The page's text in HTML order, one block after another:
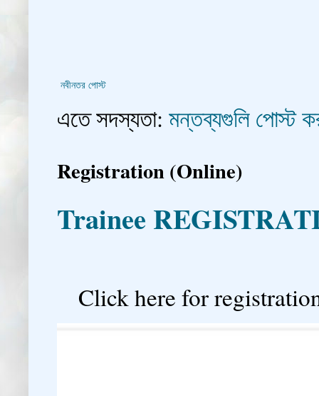
নবীনতর পোস্ট
এতে সদস্যতা: মন্তব্যগুলি পোস্ট
Registration (Online)
Trainee
Click here for